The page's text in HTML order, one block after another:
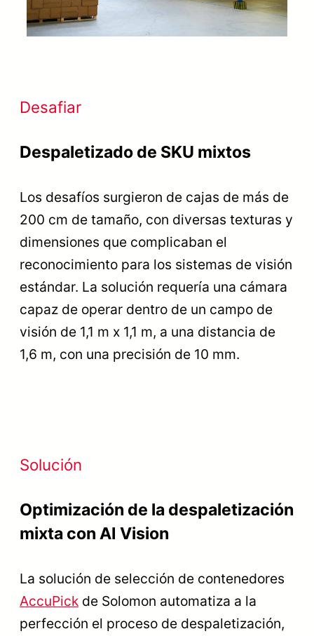
Desafiar
Despaletizado de SKU mixtos
Los desafíos surgieron de cajas de más de
200 cm de tamaño, con diversas texturas y
dimensiones que complicaban el
reconocimiento para los sistemas de visión
estándar. La solución requería una cámara
capaz de operar dentro de un campo de
visión de 1,1 m x 1,1 m, a una distancia de
1,6 m, con una precisión de 10 mm.
Solución
Optimización de la despaletización
mixta con AI Vision
La solución de selección de contenedores
AccuPick de Solomon automatiza a la
perfección el proceso de despaletización,